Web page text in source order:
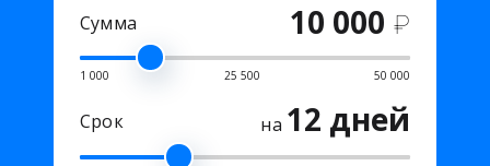
Сумма 10 000 ₽
1 000 25 500 50 000
Срок на 12 дней